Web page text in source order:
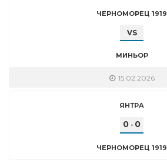
ЧЕРНОМОРЕЦ 1919
VS
МИНЬОР
15.02.2026
ЯНТРА
0 - 0
ЧЕРНОМОРЕЦ 1919